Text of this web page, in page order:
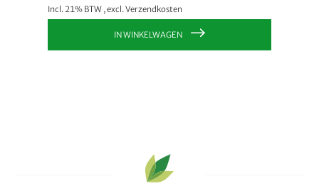
Incl. 21% BTW ,excl.Verzendkosten
IN WINKELWAGEN